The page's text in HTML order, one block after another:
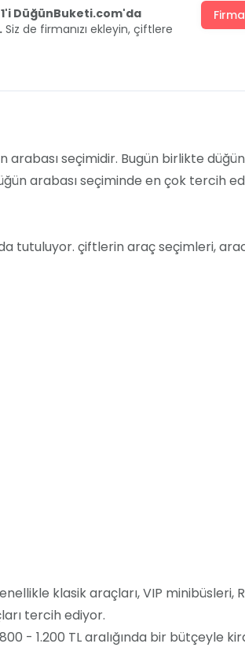
DüğünBuketi.com'da
Siz de firmanızı ekleyin, çiftlere
seçimidir. Bugün birlikte
arabası seçiminde en çok tercih
tutuluyor. çiftlerin araç seçimleri,
klasik araçları, VIP minibüsleri,
tercih ediyor.
- 1.200 TL aralığında bir bütçeyle